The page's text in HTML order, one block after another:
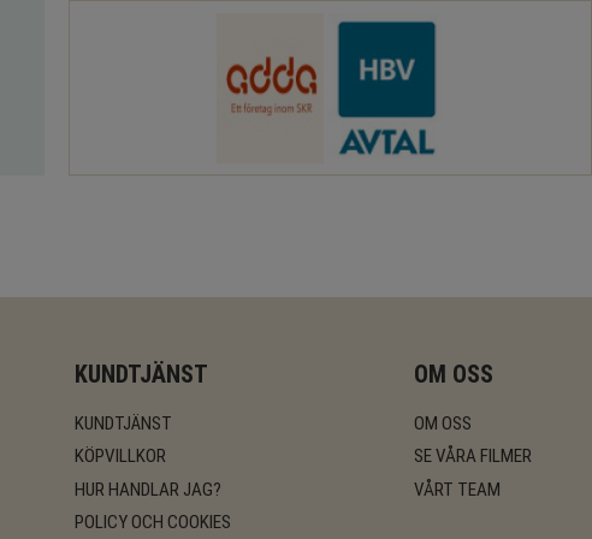
KUNDTJÄNST
KUNDTJÄNST
KÖPVILLKOR
HUR HANDLAR JAG?
POLICY OCH COOKIES
OM OSS
OM OSS
SE VÅRA FILMER
VÅRT TEAM